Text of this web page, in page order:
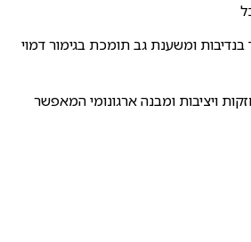
ומשענת גב תומכת בגימור דמוי
ויציבות ומבנה ארגונומי המאפשר